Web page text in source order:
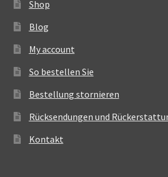
Shop
Blog
My account
So bestellen Sie
Bestellung stornieren
Rücksendungen und
Kontakt